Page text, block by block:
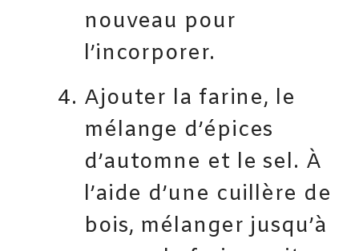
nouveau pour
l’incorporer.
Ajouter la farine, le
mélange d’épices
d’automne et le sel. À
l’aide d’une cuillère de
bois, mélanger jusqu’à